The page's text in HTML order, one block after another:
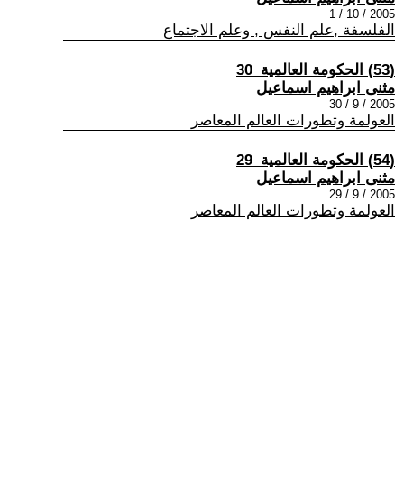
2005 / 10 / 1
الفلسفة ,علم النفس , وعلم الاجتماع
(53) الحكومة العالمية_30
مثنى ابراهيم اسماعيل
2005 / 9 / 30
العولمة وتطورات العالم المعاصر
(54) الحكومة العالمية_29
مثنى ابراهيم اسماعيل
2005 / 9 / 29
العولمة وتطورات العالم المعاصر